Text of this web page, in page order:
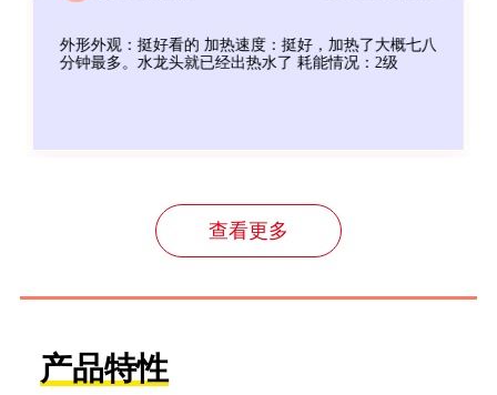
外形外观：挺好看的 加热速度：挺好，加热了大概七八
分钟最多。水龙头就已经出热水了 耗能情况：2级
查看更多
产品特性